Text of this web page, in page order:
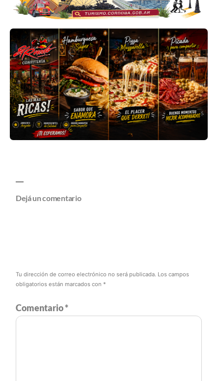
Dejá un comentario
Tu dirección de correo electrónico no será publicada. Los campos
obligatorios están marcados con *
Comentario*